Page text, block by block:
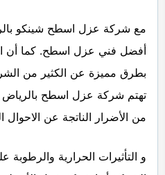
مع شركة عزل اسطح شينكو
أفضل فني عزل اسطح. كما أن
بطرق مميزة عن الكثير من
تهتم شركة عزل اسطح بالرياض
من الأضرار الناتجة عن الاحوال
و التأثيرات الحرارية